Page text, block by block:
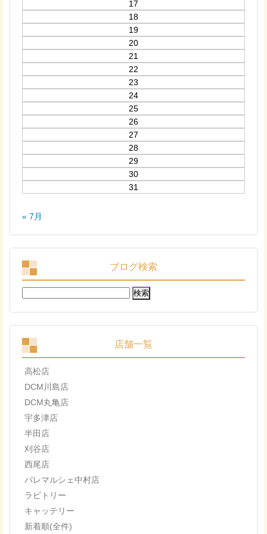
17
18
19
20
21
22
23
24
25
26
27
28
29
30
31
« 7月
ブログ検索
検
索:
店舗一覧
高松店
DCM川島店
DCM丸亀店
宇多津店
半田店
刈谷店
西尾店
パレマルシェ中村店
ラビトリー
キャッテリー
新着順(全件)